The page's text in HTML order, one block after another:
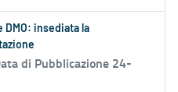
DMO: insediata la
di Pubblicazione 24-